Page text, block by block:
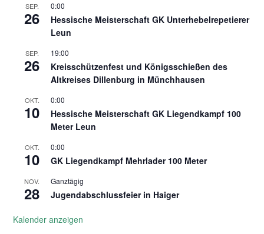
SEP.
26
0:00
Hessische Meisterschaft GK Unterhebelrepetierer
Leun
SEP.
26
19:00
Kreisschützenfest und Königsschießen des
Altkreises Dillenburg in Münchhausen
OKT.
10
0:00
Hessische Meisterschaft GK Liegendkampf 100
Meter Leun
OKT.
10
0:00
GK Liegendkampf Mehrlader 100 Meter
NOV.
28
Ganztägig
Jugendabschlussfeier in Haiger
Kalender anzeigen